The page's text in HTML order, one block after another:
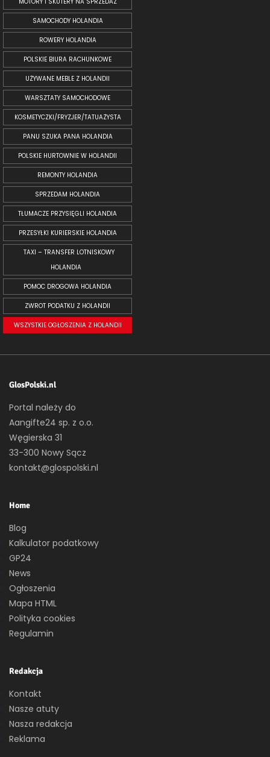
SAMOCHODY HOLANDIA
ROWERY HOLANDIA
POLSKIE BIURA RACHUNKOWE
UŻYWANE MEBLE Z HOLANDII
WARSZTATY SAMOCHODOWE
KOSMETYCZKI/FRYZJER/TATUAŻYSTA
PANU SZUKA PANA HOLANDIA
POLSKIE HURTOWNIE W HOLANDII
REMONTY HOLANDIA
SPRZEDAM HOLANDIA
TŁUMACZE PRZYSIĘGLI HOLANDIA
PRZESYŁKI KURIERSKIE HOLANDIA
TAXI – TRANSFER LOTNISKOWY
HOLANDIA
POMOC DROGOWA HOLANDIA
ZWROT PODATKU Z HOLANDII
WSZYSTKIE OGŁOSZENIA Z HOLANDII
GlosPolski.nl
Portal należy do
Aangifte24 sp. z o.o.
Węgierska 31
33-300 Nowy Sącz
kontakt@glospolski.nl
Home
Blog
Kalkulator podatkowy
GP24
News
Ogłoszenia
Mapa HTML
Polityka cookies
Regulamin
Redakcja
Kontakt
Nasze atuty
Nasza redakcja
Reklama